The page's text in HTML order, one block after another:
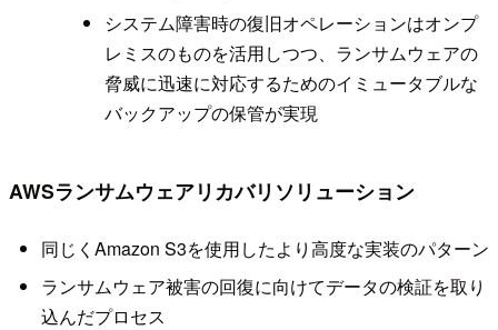
システム障害時の復旧オペレーションはオンプ
レミスのものを活用しつつ、ランサムウェアの
脅威に迅速に対応するためのイミュータブルな
バックアップの保管が実現
AWSランサムウェアリカバリソリューション
同じくAmazon S3を使用したより高度な実装のパターン
ランサムウェア被害の回復に向けてデータの検証を取り
込んだプロセス